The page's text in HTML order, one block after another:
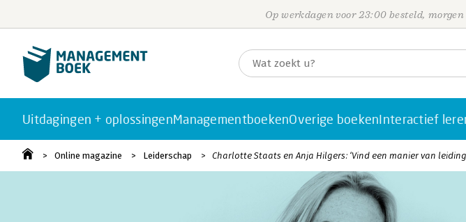
Op werkdagen voor 23:00 besteld,
Uitdagingen + oplossingenManagementboekenOverige boekenInteractief
Online magazine Leiderschap Charlotte Staats en Anja Hilgers: ‘Vind een manier van